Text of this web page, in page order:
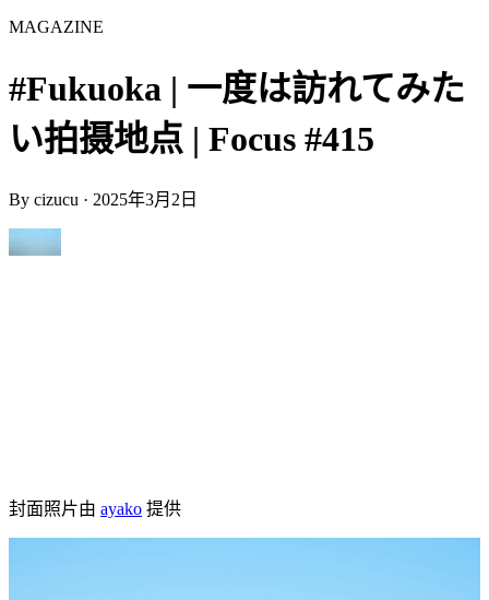
MAGAZINE
#Fukuoka | 一度は訪れてみた
い拍摄地点 | Focus #415
By cizucu · 2025年3月2日
封面照片由 ayako 提供